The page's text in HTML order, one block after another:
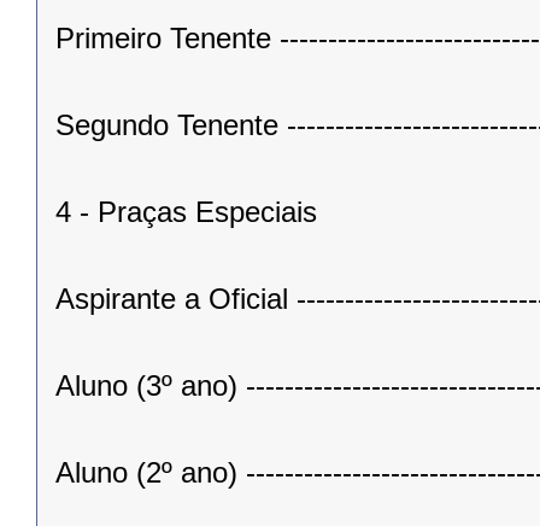
Primeiro Tenente
Segundo Tenente
4 - Praças Especiais
Aspirante a Oficial
Aluno (3º ano)
Aluno (2º ano)